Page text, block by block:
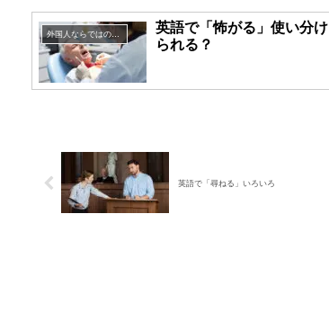
外国人ならではの英語表現
英語で「怖がる」使い分け
られる？
英語で「尋ねる」いろいろ